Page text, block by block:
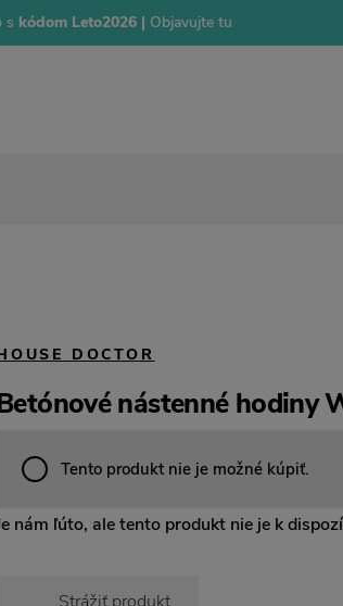
s kódom Leto2026 | Objavujte tu
DOCTOR
nástenné hodiny
Tento produkt nie je možné kúpiť.
nám ľúto, ale tento produkt nie je k